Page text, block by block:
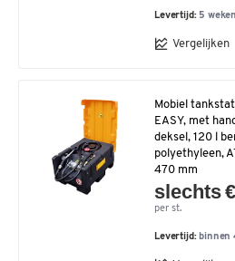
Levertijd: 5 weken
Vergelijken
Mobiel
EASY, met
deksel, 120 l
polyethyleen,
470 mm
slechts
per st.
Levertijd: binnen